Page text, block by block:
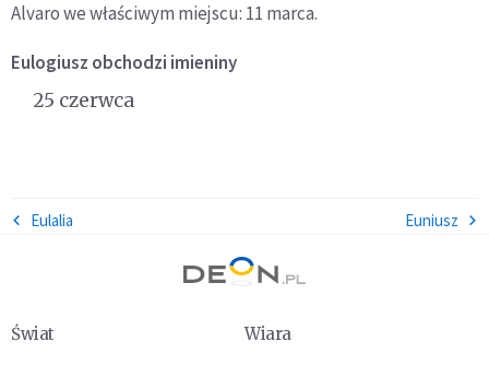
Alvaro we właściwym miejscu: 11 marca.
Eulogiusz obchodzi imieniny
25 czerwca
Eulalia Euniusz
Świat
Wiara